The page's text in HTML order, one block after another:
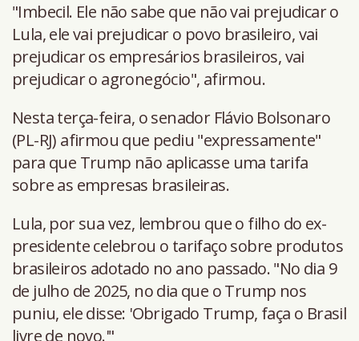
"Imbecil. Ele não sabe que não vai prejudicar o
Lula, ele vai prejudicar o povo brasileiro, vai
prejudicar os empresários brasileiros, vai
prejudicar o agronegócio", afirmou.
Nesta terça-feira, o senador Flávio Bolsonaro
(PL-RJ) afirmou que pediu "expressamente"
para que Trump não aplicasse uma tarifa
sobre as empresas brasileiras.
Lula, por sua vez, lembrou que o filho do ex-
presidente celebrou o tarifaço sobre produtos
brasileiros adotado no ano passado. "No dia 9
de julho de 2025, no dia que o Trump nos
puniu, ele disse: 'Obrigado Trump, faça o Brasil
livre de novo.'"